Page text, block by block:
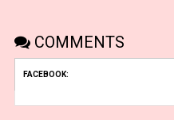
COMMENTS
FACEBOOK: